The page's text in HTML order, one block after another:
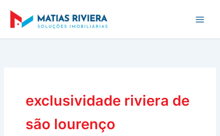
conteúdo
exclusividade riviera de
são lourenço